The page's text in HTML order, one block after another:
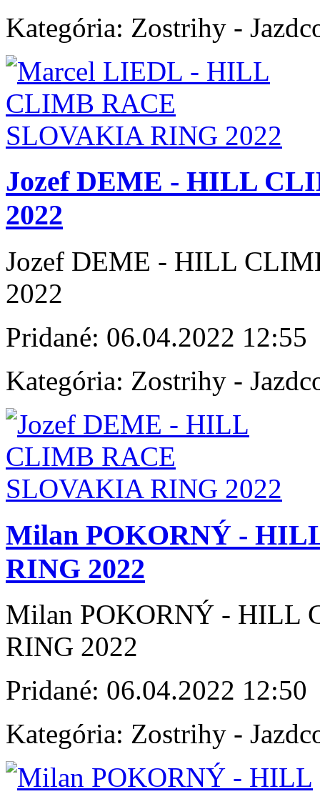
Kategória: Zostrihy -
Jozef DEME - HILL
2022
Jozef DEME - HILL
2022
Pridané: 06.04.2022 12:55
Kategória: Zostrihy -
Milan POKORNÝ -
RING 2022
Milan POKORNÝ - HILL
RING 2022
Pridané: 06.04.2022 12:50
Kategória: Zostrihy -